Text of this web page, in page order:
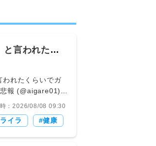
と言われた結
：2026/08/08 09:30
イラ 健康